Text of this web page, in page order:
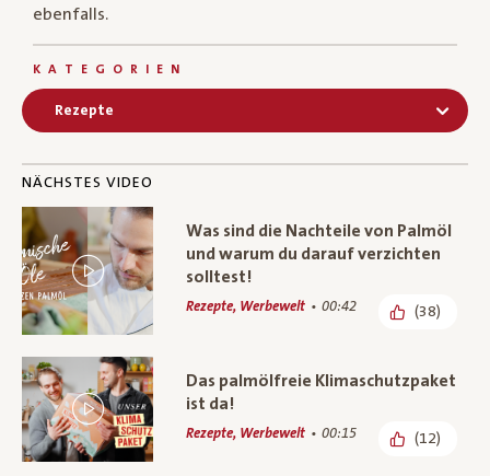
ebenfalls.
KATEGORIEN
Rezepte
NÄCHSTES VIDEO
Was sind die Nachteile von Palmöl
und warum du darauf verzichten
solltest!
Rezepte, Werbewelt 00:42 (38)
Das palmölfreie Klimaschutzpaket
ist da!
Rezepte, Werbewelt 00:15 (12)